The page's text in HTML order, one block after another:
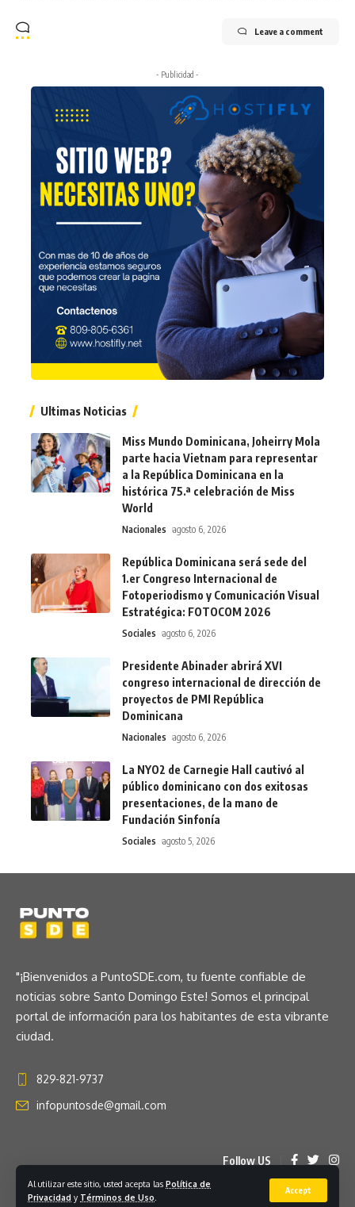
Al utilizar este sitio, usted acepta las Política de
Privacidad y Términos de Uso
Accept
Leave a comment
- Publicidad -
Ultimas Noticias
Miss Mundo Dominicana, Joheirry Mola
parte hacia Vietnam para representar
a la República Dominicana en la
histórica 75.ª celebración de Miss
World
Nacionales agosto 6, 2026
República Dominicana será sede del
1.er Congreso Internacional de
Fotoperiodismo y Comunicación Visual
Estratégica: FOTOCOM 2026
Sociales agosto 6, 2026
Presidente Abinader abrirá XVI
congreso internacional de dirección de
proyectos de PMI República
Dominicana
Nacionales agosto 6, 2026
La NYO2 de Carnegie Hall cautivó al
público dominicano con dos exitosas
presentaciones, de la mano de
Fundación Sinfonía
Sociales agosto 5, 2026
"¡Bienvenidos a PuntoSDE.com, tu fuente confiable de
noticias sobre Santo Domingo Este! Somos el principal
portal de información para los habitantes de esta vibrante
ciudad.
829-821-9737
infopuntosde@gmail.com
Follow US
© 2023 Puntosde.com. Hosted by Tomsites.com. All Rights Reserved.